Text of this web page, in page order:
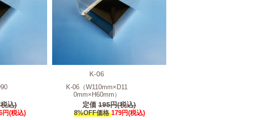
込)
円(税込)
K-06
K-06（W110mm×D11
0mm×H60mm）
定価 195円(税込)
8%OFF価格179円(税込)